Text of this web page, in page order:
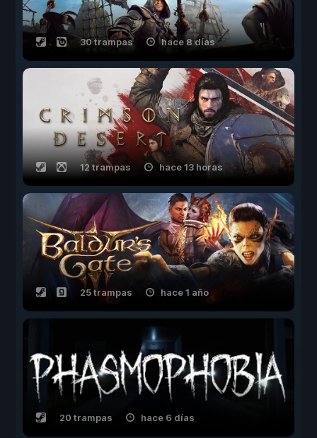
30 trampas hace 8 días
12 trampas hace 13 horas
25 trampas hace 1 año
20 trampas hace 6 días